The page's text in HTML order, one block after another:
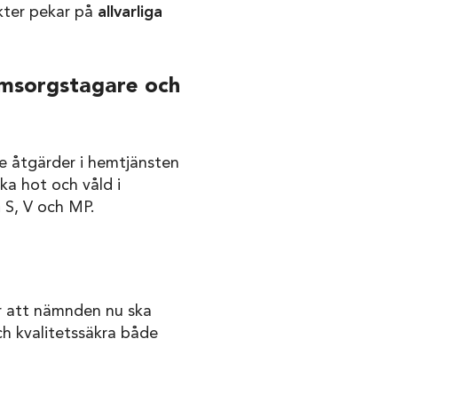
pekar på allvarliga
och
åtgärder i hemtjänsten
hot och våld i
V och MP.
att nämnden nu ska
kvalitetssäkra både